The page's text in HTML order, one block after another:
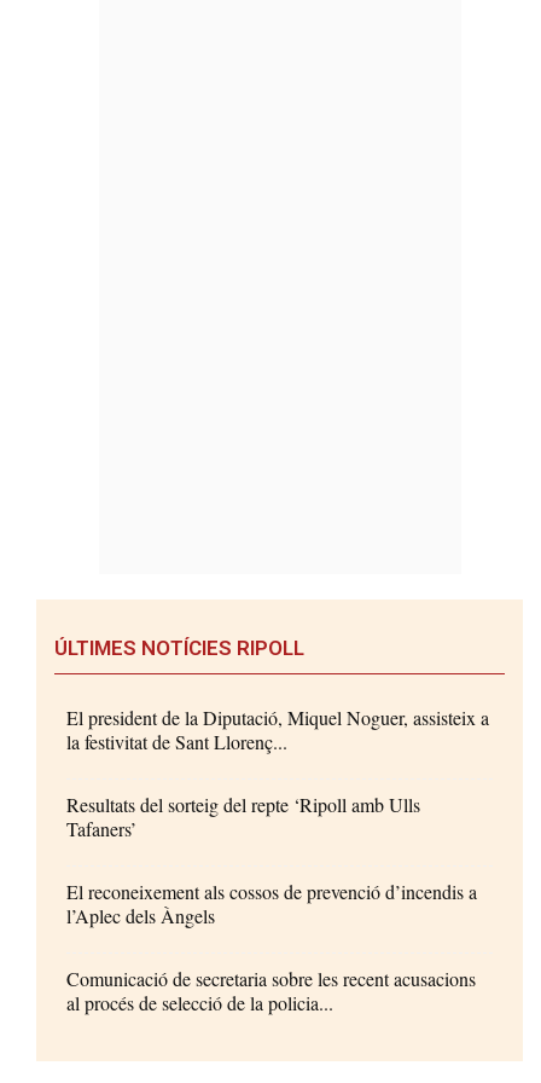
ÚLTIMES NOTÍCIES RIPOLL
El president de la Diputació, Miquel Noguer, assisteix a
la festivitat de Sant Llorenç...
Resultats del sorteig del repte ‘Ripoll amb Ulls
Tafaners’
El reconeixement als cossos de prevenció d’incendis a
l’Aplec dels Àngels
Comunicació de secretaria sobre les recent acusacions
al procés de selecció de la policia...